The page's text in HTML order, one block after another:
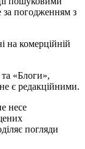
погодженням з
на комерційній
«Блоги»,
не є редакційними.
несе
погляди